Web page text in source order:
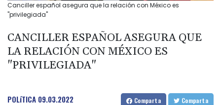
Canciller español asegura que la relación con México es
"privilegiada"
CANCILLER ESPAÑOL ASEGURA QUE
LA RELACIÓN CON MÉXICO ES
"PRIVILEGIADA"
POLíTICA 09.03.2022 Comparta Comparta